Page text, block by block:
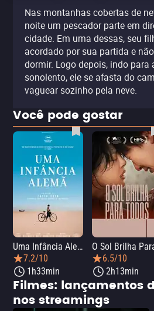
Nas montanhas cobertas de
noite um pescador parte em
cidade. Em uma dessas, seu
acordado por sua partida e
dormir. Logo depois, indo para
sonolento, ele se afasta do
vaguear sozinho pela neve.
Você pode gostar
Uma Infância Alemã
7.2/10
1h33min
6.5/10
2h13min
Filmes: lançamentos
nos streamings